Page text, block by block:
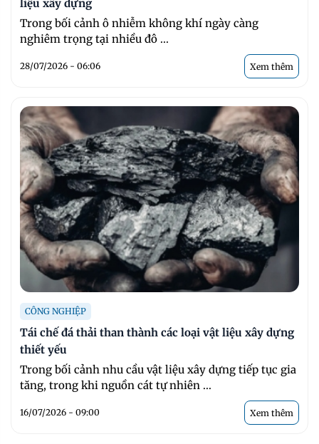
liệu xây dựng
Trong bối cảnh ô nhiễm không khí ngày càng
nghiêm trọng tại nhiều đô ...
28/07/2026 - 06:06 Xem thêm
CÔNG NGHIỆP
Tái chế đá thải than thành các loại vật liệu xây dựng
thiết yếu
Trong bối cảnh nhu cầu vật liệu xây dựng tiếp tục gia
tăng, trong khi nguồn cát tự nhiên ...
16/07/2026 - 09:00 Xem thêm